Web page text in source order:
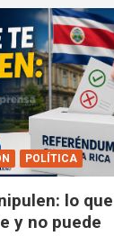
POLÍTICA
lo que
y no puede